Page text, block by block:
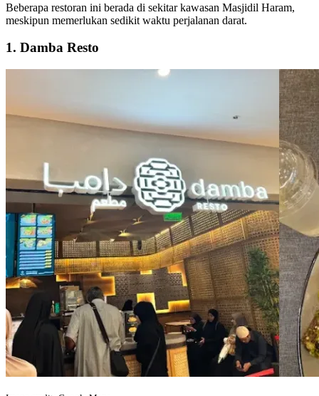
Beberapa restoran ini berada di sekitar kawasan Masjidil Haram,
meskipun memerlukan sedikit waktu perjalanan darat.
1. Damba Resto